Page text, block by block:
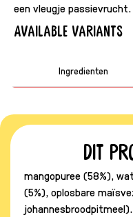
een vleugje passievrucht.
Available variants
Ingredienten
Dit
mangopuree (58%),
(5%), oplosbare